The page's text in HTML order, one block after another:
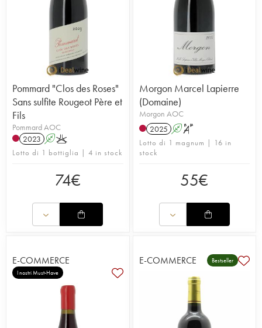
Pommard "Clos des Roses"
Sans sulfite Rougeot Père et
Fils
Pommard AOC
2023 AK
Lotto di 1 bottiglia | 4 in stock
74€
Morgon Marcel Lapierre
(Domaine)
Morgon AOC
2025 A S
Lotto di 1 magnum | 16 in
stock
55€
E-COMMERCE
I nostri Must-Have
E-COMMERCE Bestseller